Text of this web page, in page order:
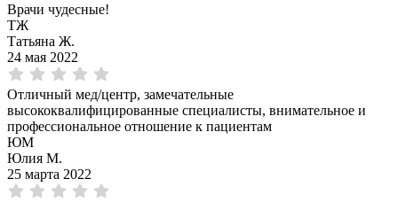
Врачи чудесные!
ТЖ
Татьяна Ж.
24 мая 2022
Отличный мед/центр, замечательные
высококвалифицированные специалисты, внимательное и
профессиональное отношение к пациентам
ЮМ
Юлия М.
25 марта 2022